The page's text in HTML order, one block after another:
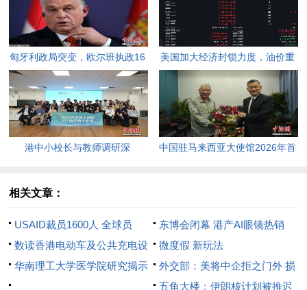
匈牙利政局突变，欧尔班执政16
年终结。
美国加大经济封锁力度，油价重
返100美元高点，黄金价格急
跌，日韩主要股指开盘走低。
港中小校长与教师调研深
课堂新路径。
中国驻马来西亚大使馆2026年首
力，帮助他们在异国他乡更好地
学习和生活。
相关文章：
USAID裁员1600人 全球员
工“被休假”
东博会闭幕 港产AI眼镜热销
数读香港电动车及公共充电设
施
微度假 新玩法
华南理工大学医学院研究揭示
慢性孤独感加剧脑萎缩，神经元
外交部：美将中企拒之门外 损
害的是美自身
五角大楼﹕伊朗核计划被推迟